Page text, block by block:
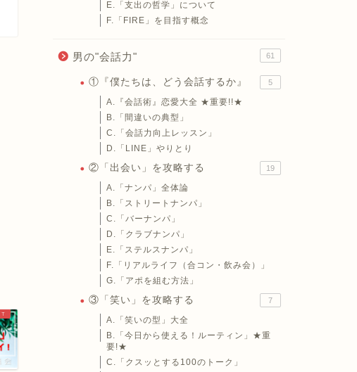
E.「支出の哲学」について
F.「FIRE」を目指す概念
男の"会話力" 61
①『僕たちは、どう会話するか』 5
A.『会話術』恋愛大全 ★重要!!★
B.「間違いの典型」
C.「会話力向上レッスン」
D.「LINE」やりとり
②「出会い」を攻略する 19
A.「ナンパ」全体論
B.「ストリートナンパ」
C.「バーナンパ」
D.「クラブナンパ」
E.「ステルスナンパ」
F.「リアルライフ（合コン・飲み会）」
G.「アポを組む方法」
③「笑い」を攻略する 7
A.「笑いの型」大全
B.「今日から使える！ルーティン」★重
要!★
C.「クスッとする100のトーク」